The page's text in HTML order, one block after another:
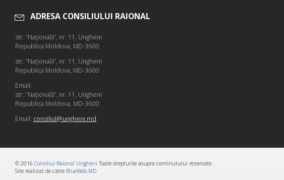
ADRESA CONSILIULUI RAIONAL
str. “Naţională”, nr. 11, Ungheni
Republica Moldova, MD-3600
str. “Naţională”, nr. 11, Ungheni
Republica Moldova, MD-3600
Email:
str. “Naţională”, nr. 11, Ungheni
Republica Moldova, MD-3600
Email: consiliul@ungheni.md
© 2016 Consiliul Raional Ungheni Toate drepturile asupra continutului rezervate.
Site realizat de către BlueWeb.MD